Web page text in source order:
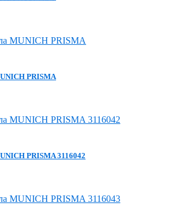
PRISMA
PRISMA 3116042